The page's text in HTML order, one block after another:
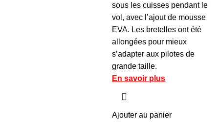
sous les cuisses pendant le
vol, avec l’ajout de mousse
EVA. Les bretelles ont été
allongées pour mieux
s’adapter aux pilotes de
grande taille.
En savoir plus
Ajouter au panier